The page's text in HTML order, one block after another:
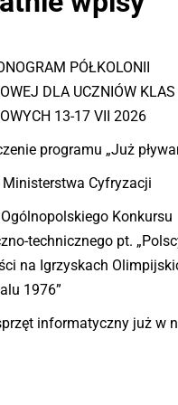
PÓŁKOLONII
DLA UCZNIÓW KLAS
13-17 VII 2026
programu „Już
Ministerstwa Cyfryzacji
Konkursu
technicznego pt.
na Igrzyskach
1976”
informatyczny już w